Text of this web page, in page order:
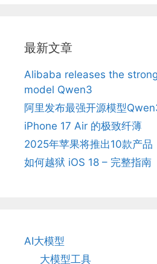
最新文章
Alibaba releases the
model Qwen3
阿里发布最强开源模型
iPhone 17 Air 的极致纤薄
2025年苹果将推出10款产品
如何越狱 iOS 18 – 完整指南
AI大模型
大模型工具